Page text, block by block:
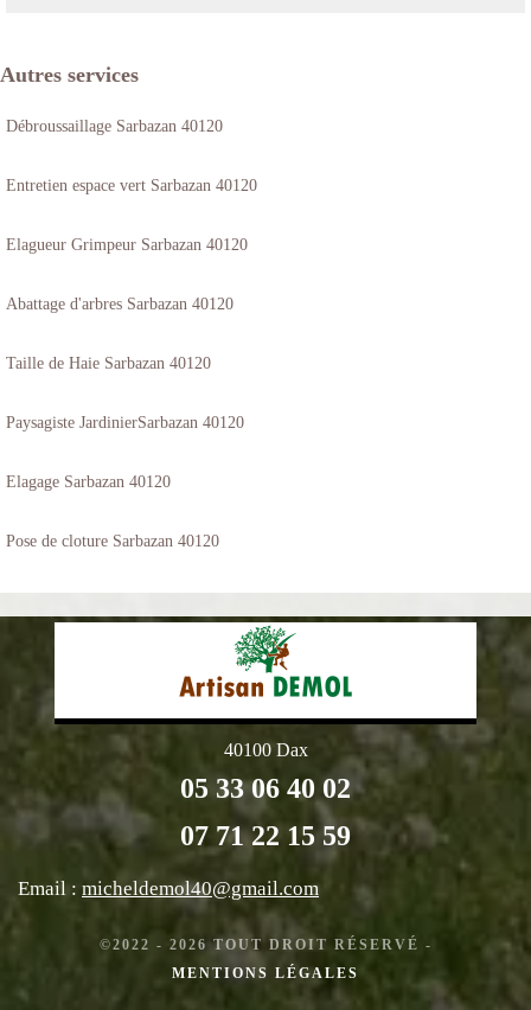
Autres services
Débroussaillage Sarbazan 40120
Entretien espace vert Sarbazan 40120
Elagueur Grimpeur Sarbazan 40120
Abattage d'arbres Sarbazan 40120
Taille de Haie Sarbazan 40120
Paysagiste JardinierSarbazan 40120
Elagage Sarbazan 40120
Pose de cloture Sarbazan 40120
40100 Dax
05 33 06 40 02
07 71 22 15 59
Email : micheldemol40@gmail.com
©2022 - 2026 TOUT DROIT RÉSERVÉ -
MENTIONS LÉGALES